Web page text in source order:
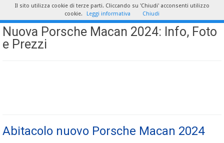
Nuova Porsche Macan 2024: Info, Foto
e Prezzi
Abitacolo nuovo Porsche Macan 2024
Il sito utilizza cookie di terze parti. Cliccando su 'Chiudi' acconsenti utilizzo
cookie.
Leggi informativa Chiudi